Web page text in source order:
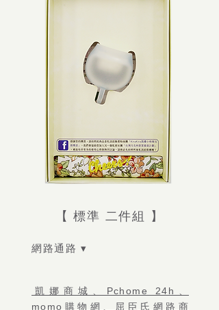
【 標準 二件組 】
網路通路 ▾
​凱娜商城、Pchome 24h、
momo購物網、屈臣氏網路商